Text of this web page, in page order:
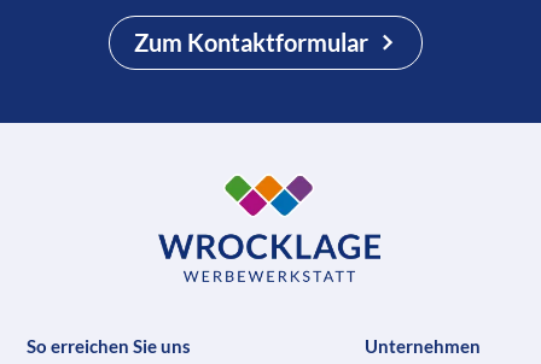
Zum Kontaktformular
So erreichen Sie uns
Unternehmen